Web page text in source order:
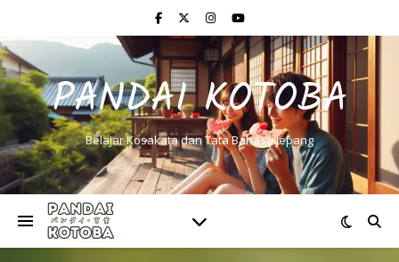
PANDAI KOTOBA
Belajar Kosakata dan Tata Bahasa Jepang